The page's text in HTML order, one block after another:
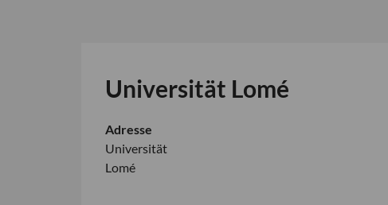
Universität Lomé
Adresse
Universität
Lomé